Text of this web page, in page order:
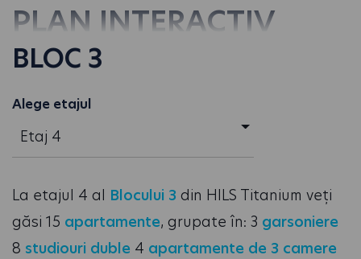
PLAN INTERACTIV
BLOC 3
Alege etajul
Etaj 4
La etajul 4 al Blocului 3 din HILS Titanium veți
găsi 15 apartamente, grupate în: 3 garsoniere
8 studiouri duble 4 apartamente de 3 camere